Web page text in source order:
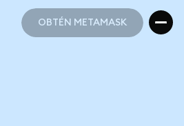
OBTÉN METAMASK